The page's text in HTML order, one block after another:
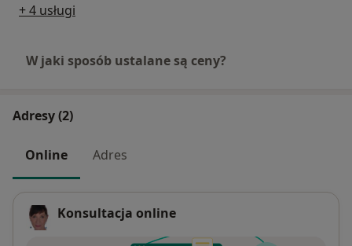
+ 4 usługi
W jaki sposób ustalane są ceny?
Adresy (2)
Online Adres
Konsultacja online